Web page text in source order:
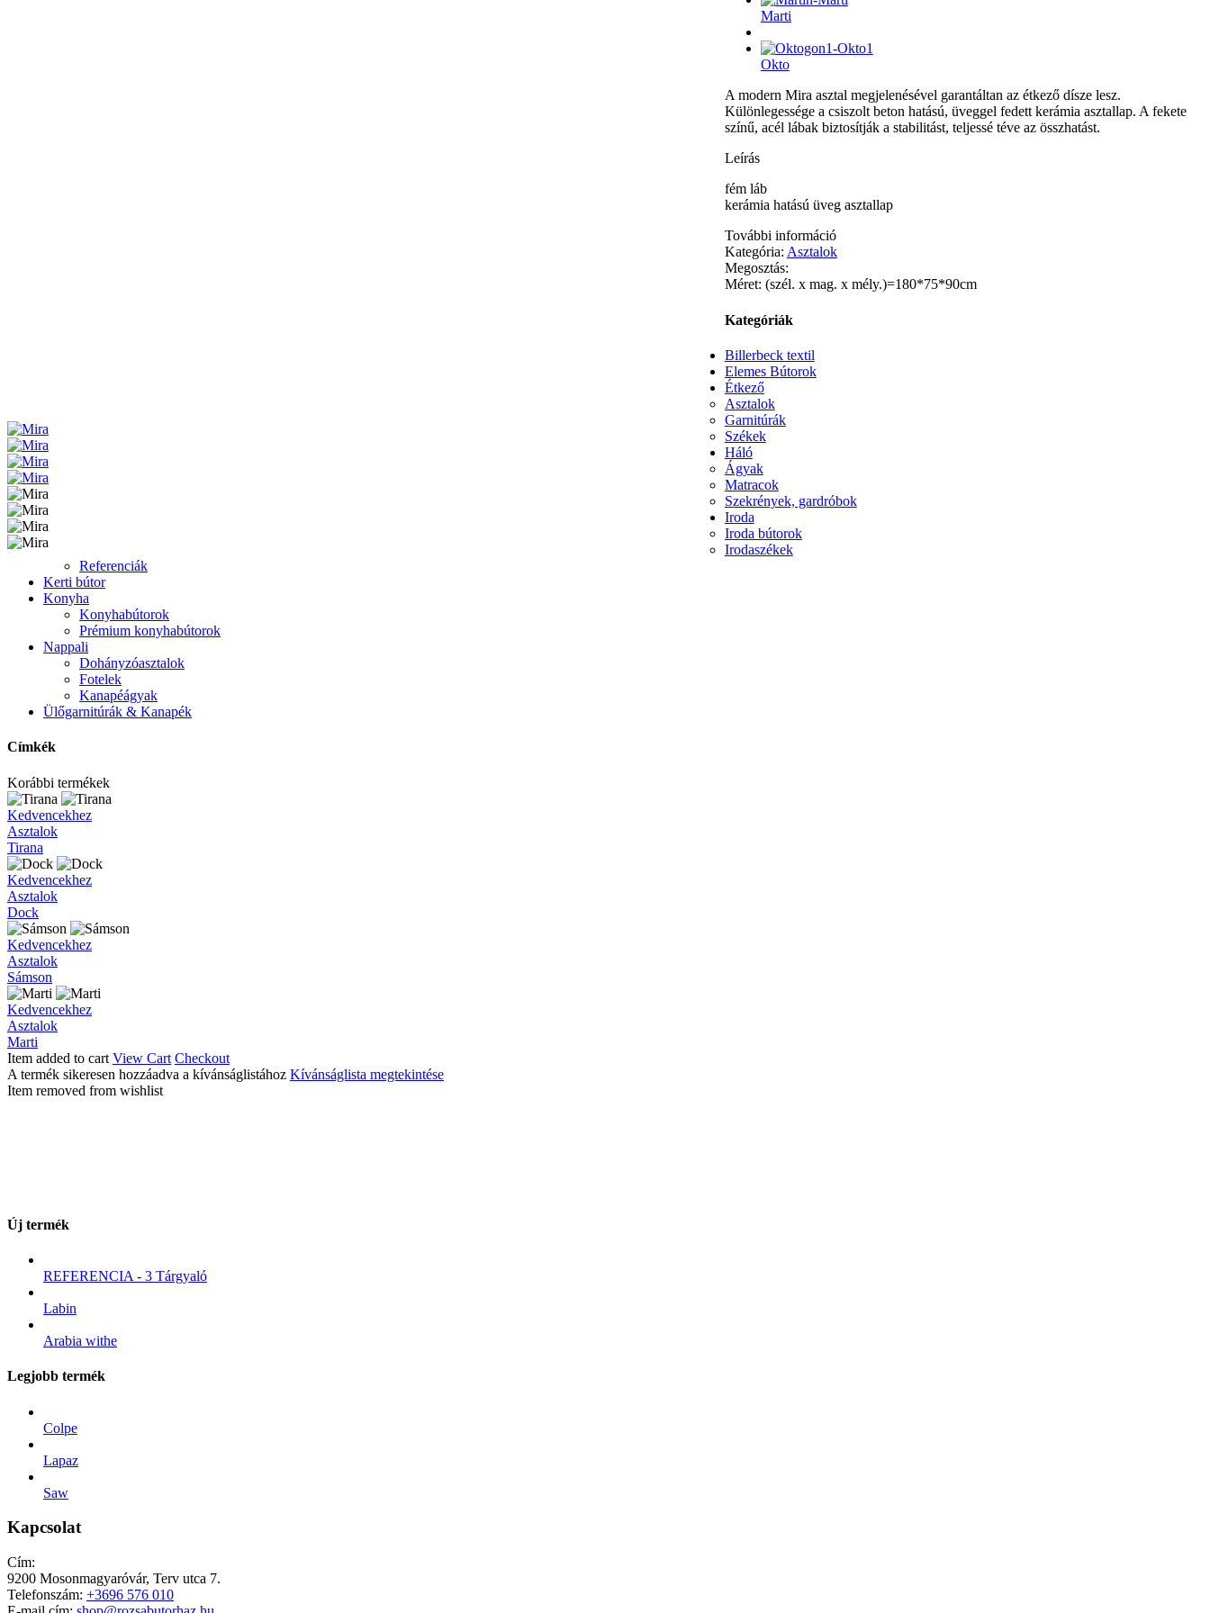
Marti
Okto
A modern Mira asztal megjelenésével garantáltan az étkező dísze lesz.
Különlegessége a csiszolt beton hatású, üveggel fedett kerámia asztallap. A fekete
színű, acél lábak biztosítják a stabilitást, teljessé téve az összhatást.
Leírás
fém láb
kerámia hatású üveg asztallap
További információ
Kategória: Asztalok
Megosztás:
Méret: (szél. x mag. x mély.)=180*75*90cm
Kategóriák
Billerbeck textil
Elemes Bútorok
Étkező
Asztalok
Garnitúrák
Székek
Háló
Ágyak
Matracok
Szekrények, gardróbok
Iroda
Iroda bútorok
Irodaszékek
Referenciák
Kerti bútor
Konyha
Konyhabútorok
Prémium konyhabútorok
Nappali
Dohányzóasztalok
Fotelek
Kanapéágyak
Ülőgarnitúrák & Kanapék
Címkék
Korábbi termékek
Tirana
Kedvencekhez
Asztalok
Tirana
Dock
Kedvencekhez
Asztalok
Dock
Sámson
Kedvencekhez
Asztalok
Sámson
Marti
Kedvencekhez
Asztalok
Marti
Item added to cart View Cart Checkout
A termék sikeresen hozzáadva a kívánságlistához Kívánságlista megtekintése
Item removed from wishlist
Új termék
REFERENCIA - 3 Tárgyaló
Labin
Arabia withe
Legjobb termék
Colpe
Lapaz
Saw
Kapcsolat
Cím:
9200 Mosonmagyaróvár, Terv utca 7.
Telefonszám: +3696 576 010